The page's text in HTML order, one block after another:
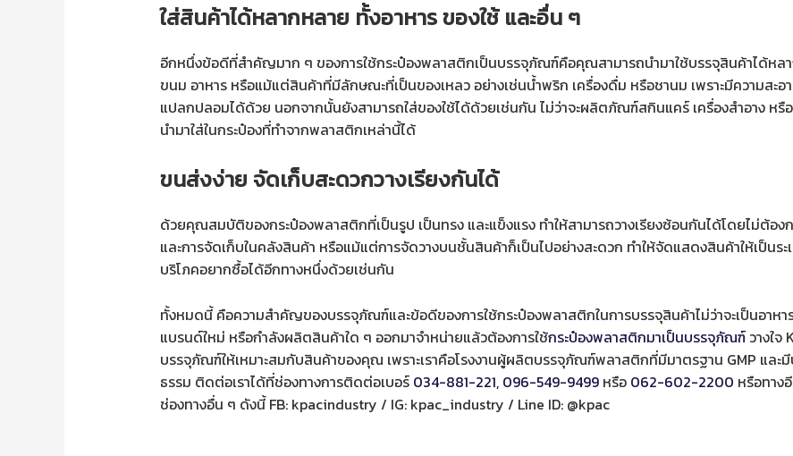
ใส่สินค้าได้หลากหลาย ทั้งอาหาร ของใช้ และอื่น ๆ
อีกหนึ่งข้อดีที่สำคัญมาก ๆ ของการใช้กระป๋องพลาสติกเป็นบรรจุภัณฑ์คือคุณสามารถนำมาใช้บรรจุสินค้าได้หลา
ขนม อาหาร หรือแม้แต่สินค้าที่มีลักษณะที่เป็นของเหลว อย่างเช่นน้ำพริก เครื่องดื่ม หรือชานม เพราะมีความสะ
แปลกปลอมได้ด้วย นอกจากนั้นยังสามารถใส่ของใช้ได้ด้วยเช่นกัน ไม่ว่าจะผลิตภัณฑ์สกินแคร์ เครื่องสำอาง หรื
นำมาใส่ในกระป๋องที่ทำจากพลาสติกเหล่านี้ได้
ขนส่งง่าย จัดเก็บสะดวกวางเรียงกันได้
ด้วยคุณสมบัติของกระป๋องพลาสติกที่เป็นรูป เป็นทรง และแข็งแรง ทำให้สามารถวางเรียงซ้อนกันได้โดยไม่ต้อ
และการจัดเก็บในคลังสินค้า หรือแม้แต่การจัดวางบนชั้นสินค้าก็เป็นไปอย่างสะดวก ทำให้จัดแสดงสินค้าให้เป็นร
บริโภคอยากซื้อได้อีกทางหนึ่งด้วยเช่นกัน
ทั้งหมดนี้ คือความสำคัญของบรรจุภัณฑ์และข้อดีของการใช้กระป๋องพลาสติกในการบรรจุสินค้าไม่ว่าจะเป็นอาห
แบรนด์ใหม่ หรือกำลังผลิตสินค้าใด ๆ ออกมาจำหน่ายแล้วต้องการใช้กระป๋องพลาสติกมาเป็นบรรจุภัณฑ์วางใจ
บรรจุภัณฑ์ให้เหมาะสมกับสินค้าของคุณ เพราะเราคือโรงงานผู้ผลิตบรรจุภัณฑ์พลาสติกที่มีมาตรฐาน GMP และมี
ธรรม ติดต่อเราได้ที่ช่องทางการติดต่อเบอร์ 034-881-221, 096-549-9499หรือ 062-602-2200 หรือทาง
ช่องทางอื่น ๆ ดังนี้ FB: kpacindustry / IG: kpac_industry / Line ID: @kpac